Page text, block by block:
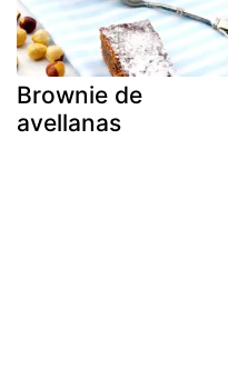
Brownie de
avellanas